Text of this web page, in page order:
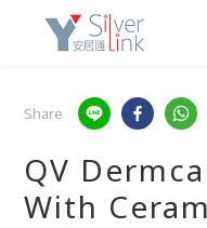
Share
QV
With